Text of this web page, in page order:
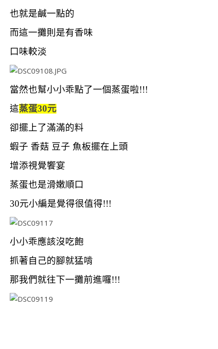
也就是鹹一點的
而這一攤則是有香味
口味較淡
當然也幫小小乖點了一個蒸蛋啦!!!
這蒸蛋30元
卻擺上了滿滿的料
蝦子 香菇 豆子 魚板擺在上頭
增添視覺饗宴
蒸蛋也是滑嫩順口
30元小編是覺得很值得!!!
小小乖應該沒吃飽
抓著自己的腳就猛啃
那我們就往下一攤前進囉!!!